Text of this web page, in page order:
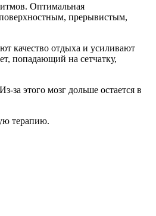
Оптимальная
прерывистым,
качество отдыха и усиливают
попадающий на сетчатку,
за этого мозг дольше остается в
терапию.